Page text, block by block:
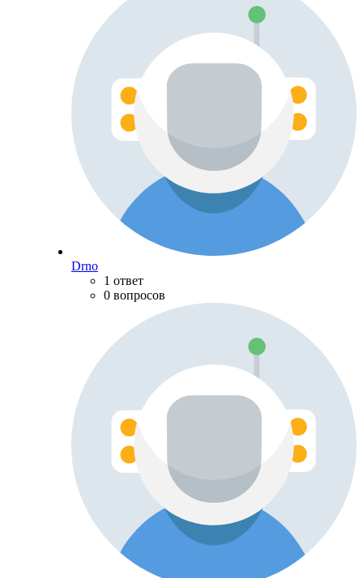
Drno
1 ответ
0 вопросов